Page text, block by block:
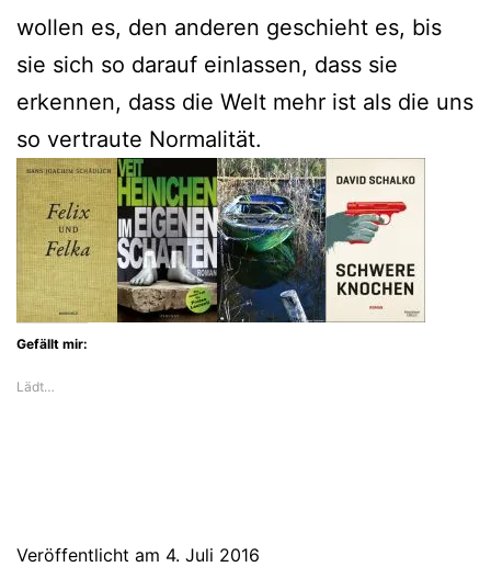
wollen es, den anderen geschieht es, bis
sie sich so darauf einlassen, dass sie
erkennen, dass die Welt mehr ist als die uns
so vertraute Normalität.
Gefällt mir:
Lädt…
Veröffentlicht am 4. Juli 2016